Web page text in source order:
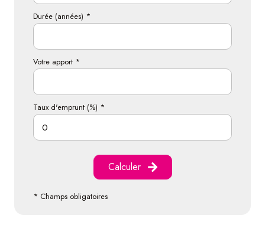
Durée (années) *
Votre apport *
Taux d'emprunt (%) *
Calculer
* Champs obligatoires